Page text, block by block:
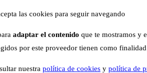
las cookies para seguir navegando
adaptar el contenido que te mostramos y
por este proveedor tienen como
nuestra política de cookies y política de